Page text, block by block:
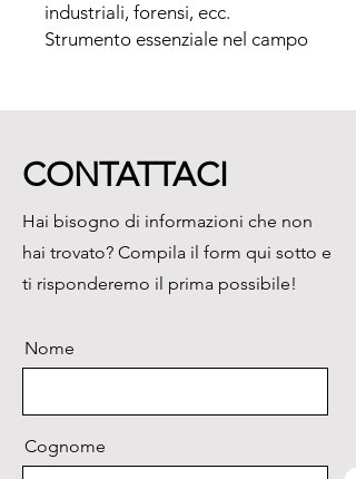
industriali, forensi, ecc.
Strumento essenziale nel campo
SZP)
Standard:
GFP-B (EX460-500, DM505,
BA510-560)
Illuminazione:
HBO.
Durata media della lampada:
400 ore.
CONTATTACI
Hai bisogno di informazioni che non
hai trovato? Compila il form qui sotto e
ti risponderemo il prima possibile!
Nome
Cognome